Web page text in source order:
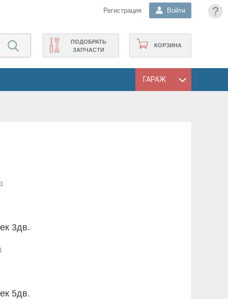
?
Регистрация Войти
КОРЗИНА
ПОДОБРАТЬ
ЗАПЧАСТИ
ГАРАЖ
3дв.
5дв.